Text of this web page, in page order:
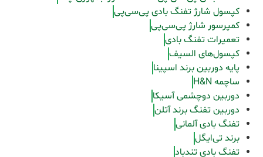
کپسول شارژ تفنگ بادی پی‌سی‌پی
کمپرسور شارژ پی‌سی‌پی
تعمیرات تفنگ بادی
کپسول‌های السیف
پایه دوربین برند اسپینا
ساچمه H&N
دوربین دوچشمی آسیکا
دوربین تفنگ برند آتلن
تفنگ بادی آلمانی
برند تی‌ایگل
تفنگ بادی تندباد